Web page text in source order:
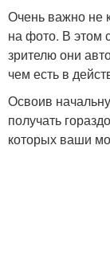
Очень важно не
на фото. В этом
зрителю они
чем есть в
Освоив
получать
которых ваши